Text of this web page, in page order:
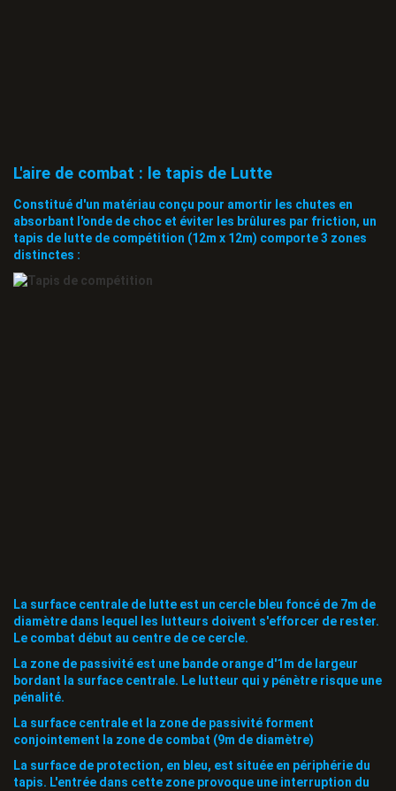
L'aire de combat : le tapis de Lutte
Constitué d'un matériau conçu pour amortir les chutes en
absorbant l'onde de choc et éviter les brûlures par friction, un
tapis de lutte de compétition (12m x 12m) comporte 3 zones
distinctes :
La surface centrale de lutte est un cercle bleu foncé de 7m de
diamètre dans lequel les lutteurs doivent s'efforcer de rester.
Le combat début au centre de ce cercle.
La zone de passivité est une bande orange d'1m de largeur
bordant la surface centrale. Le lutteur qui y pénètre risque une
pénalité.
La surface centrale et la zone de passivité forment
conjointement la zone de combat (9m de diamètre)
La surface de protection, en bleu, est située en périphérie du
tapis. L'entrée dans cette zone provoque une interruption du